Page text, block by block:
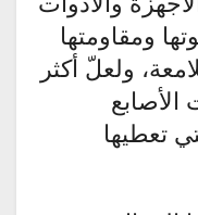
ومقاومتها
ولعلّ أكثر
تعطيها